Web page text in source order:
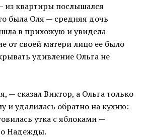
из квартиры послышался
была Оля — средняя дочь
в прихожую и увидела
от своей матери лицо ее было
удивление Ольга не
— сказал Виктор, а Ольга только
и удалилась обратно на кухню:
утка с яблоками —
Надежды.